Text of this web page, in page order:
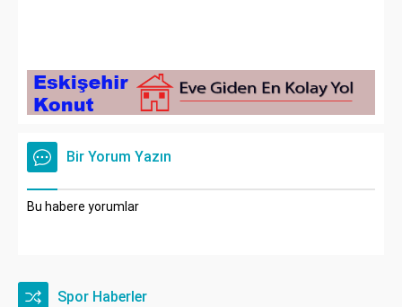
Bir Yorum Yazın
Bu habere yorumlar
Spor Haberler